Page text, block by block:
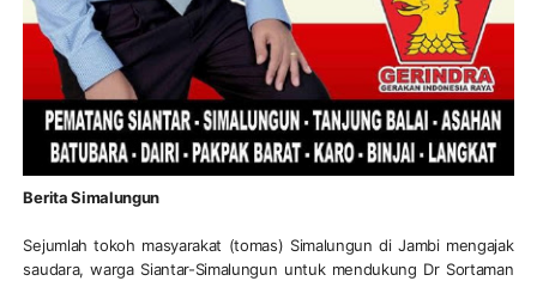
Berita Simalungun
Sejumlah tokoh masyarakat (tomas) Simalungun di Jambi mengajak
saudara, warga Siantar-Simalungun untuk mendukung Dr Sortaman